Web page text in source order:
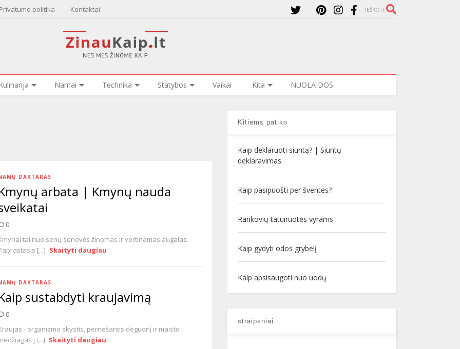
politika Kontaktai IEŠKOTI
Namai Technika Statybos Vaikai Kita NUOLAIDOS
DAKTARAS
arbata | Kmynų nauda
0
tai nuo senų senovės žinomas ir vertinamas augalas.
[...] Skaityti daugiau
DAKTARAS
sustabdyti kraujavimą
0
- organizmo skystis, pernešantis deguonį ir maisto
į [...] Skaityti daugiau
Kitiems patiko
Kaip deklaruoti siuntą? | Siuntų
deklaravimas
Kaip pasipuošti per šventes?
Rankovių tatuiruotės vyrams
Kaip gydyti odos grybelį
Kaip apsisaugoti nuo uodų
straipsniai